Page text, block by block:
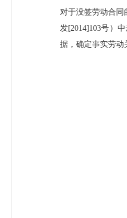
对于没签劳动合
发[2014]103号）
据，确定事实劳动